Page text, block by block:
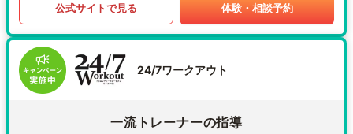
公式サイトで見る 体験・相談予約
24/7ワークアウト
一流トレーナーの指導